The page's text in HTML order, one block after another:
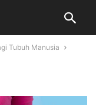
Tubuh Manusia